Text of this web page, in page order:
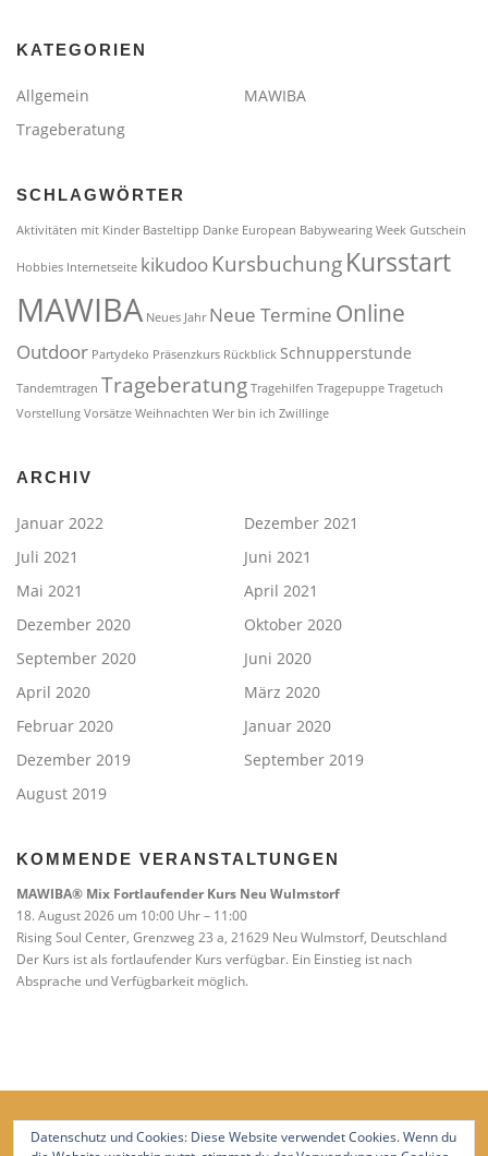
KATEGORIEN
Allgemein
MAWIBA
Trageberatung
SCHLAGWÖRTER
Aktivitäten mit Kinder Basteltipp Danke European Babywearing Week Gutschein
Hobbies Internetseite kikudoo KursbuchungKursstart
MAWIBA Neues Jahr Neue Termine Online
Outdoor Partydeko Präsenzkurs Rückblick Schnupperstunde
Tandemtragen Trageberatung Tragehilfen Tragepuppe Tragetuch
Vorstellung Vorsätze Weihnachten Wer bin ich Zwillinge
ARCHIV
Januar 2022
Dezember 2021
Juli 2021
Juni 2021
Mai 2021
April 2021
Dezember 2020
Oktober 2020
September 2020
Juni 2020
April 2020
März 2020
Februar 2020
Januar 2020
Dezember 2019
September 2019
August 2019
KOMMENDE VERANSTALTUNGEN
MAWIBA® Mix Fortlaufender Kurs Neu Wulmstorf
18. August 2026 um 10:00 Uhr – 11:00
Rising Soul Center, Grenzweg 23 a, 21629 Neu Wulmstorf, Deutschland
Der Kurs ist als fortlaufender Kurs verfügbar. Ein Einstieg ist nach
Absprache und Verfügbarkeit möglich.
Datenschutz und Cookies: Diese Website verwendet Cookies. Wenn du